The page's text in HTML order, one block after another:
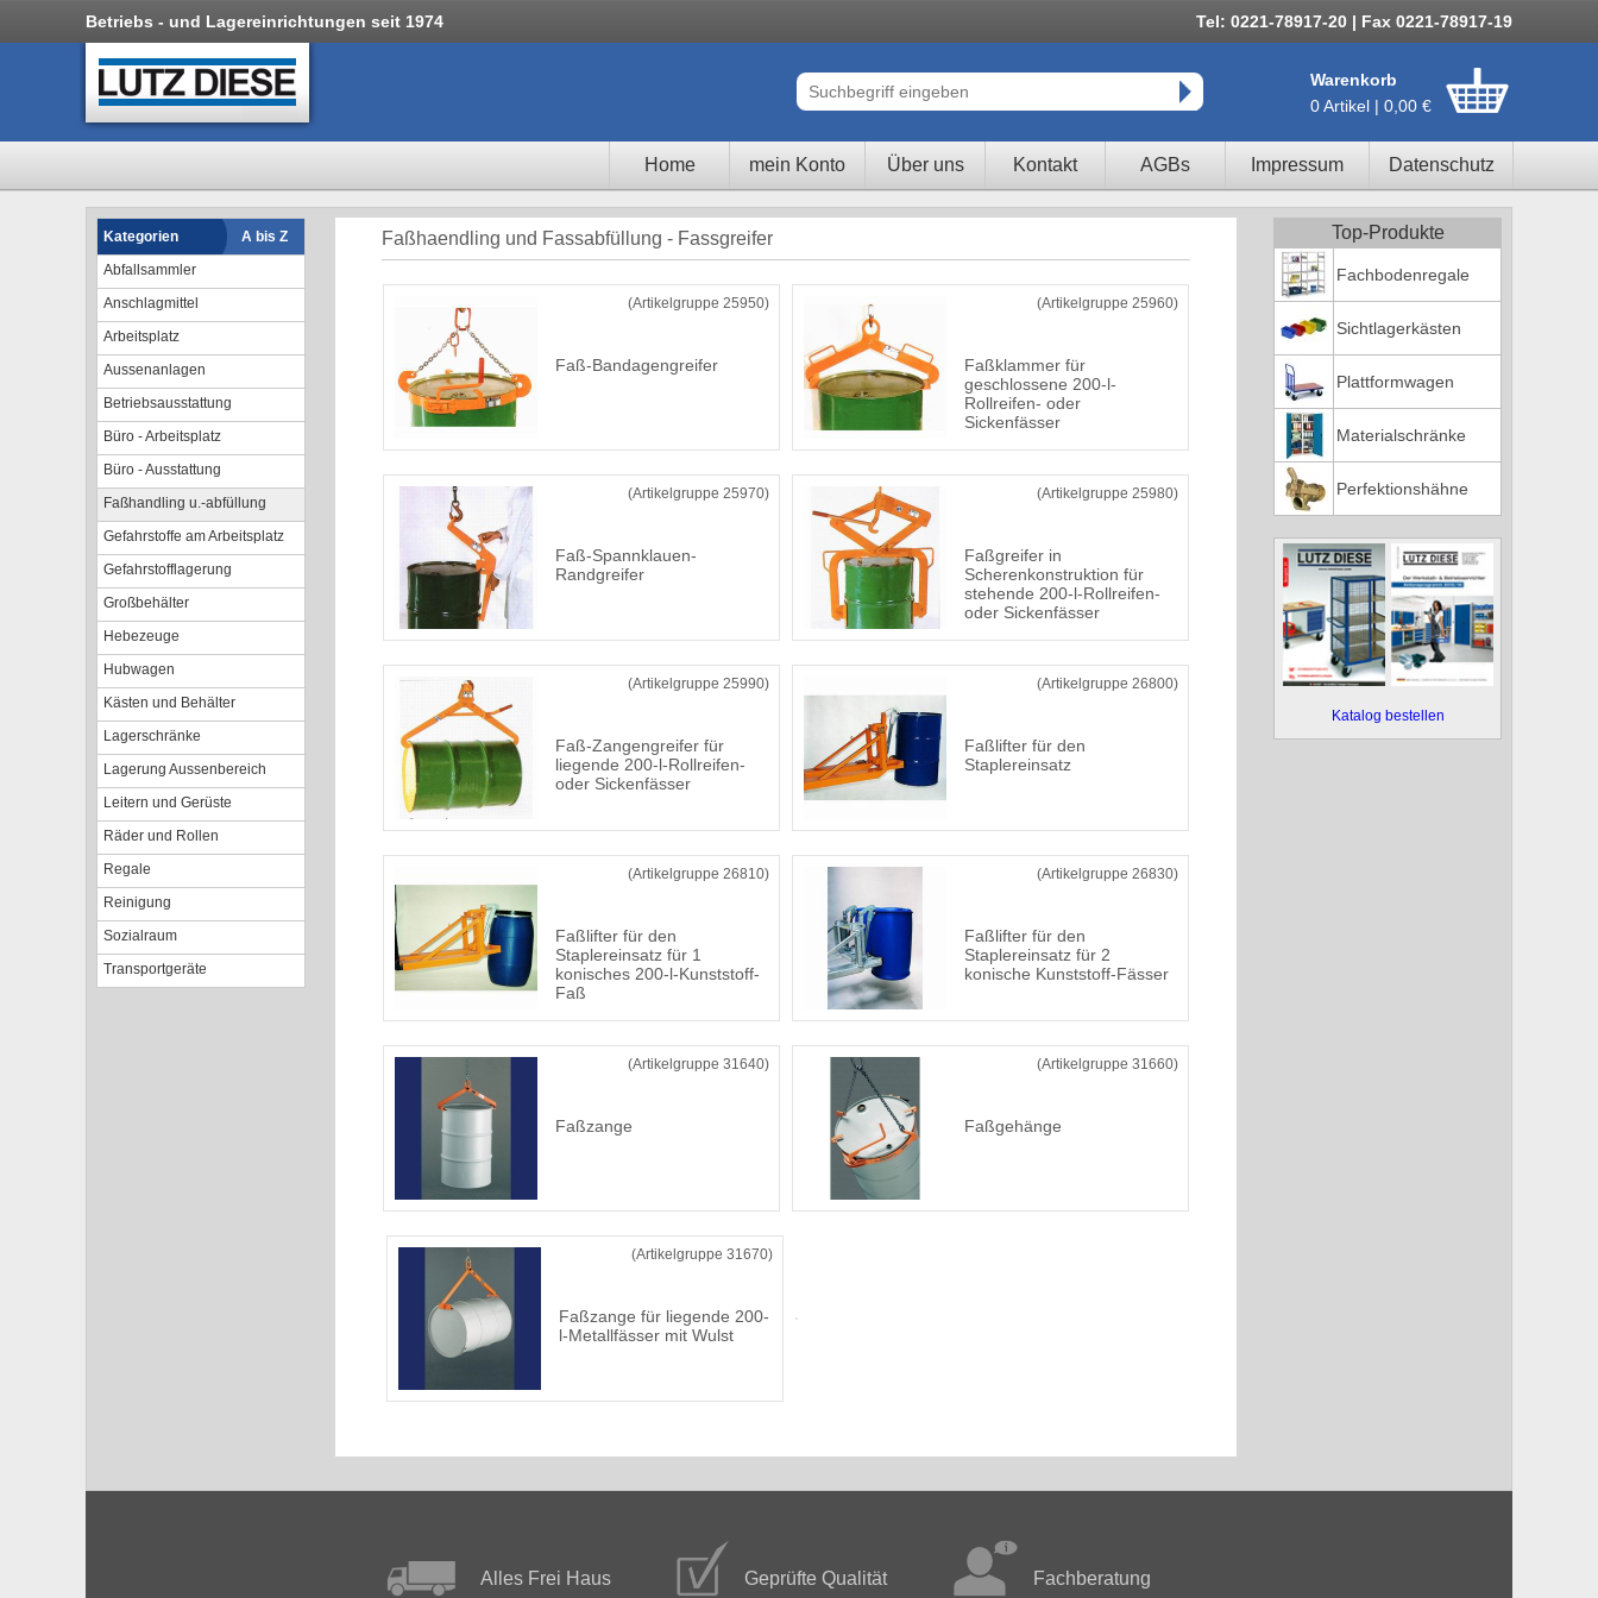
Betriebs - und Lagereinrichtungen seit 1974 Tel: 0221-78917-20 | Fax 0221-78917-19
Warenkorb
0 Artikel | 0,00 €
Home mein Konto Über uns Kontakt AGBs Impressum Datenschutz
Kategorien
A bis Z
Abfallsammler
Anschlagmittel
Arbeitsplatz
Aussenanlagen
Betriebsausstattung
Büro - Arbeitsplatz
Büro - Ausstattung
Faßhandling u.-abfüllung
Gefahrstoffe am Arbeitsplatz
Gefahrstofflagerung
Großbehälter
Hebezeuge
Hubwagen
Kästen und Behälter
Lagerschränke
Lagerung Aussenbereich
Leitern und Gerüste
Räder und Rollen
Regale
Reinigung
Sozialraum
Transportgeräte
Faßhaendling und Fassabfüllung - Fassgreifer
(Artikelgruppe 25950)
Faß-Bandagengreifer
(Artikelgruppe 25960)
Faßklammer für
geschlossene 200-l-
Rollreifen- oder
Sickenfässer
(Artikelgruppe 25970)
Faß-Spannklauen-
Randgreifer
(Artikelgruppe 25980)
Faßgreifer in
Scherenkonstruktion für
stehende 200-l-Rollreifen-
oder Sickenfässer
(Artikelgruppe 25990)
Faß-Zangengreifer für
liegende 200-l-Rollreifen-
oder Sickenfässer
(Artikelgruppe 26800)
Faßlifter für den
Staplereinsatz
(Artikelgruppe 26810)
Faßlifter für den
Staplereinsatz für 1
konisches 200-l-Kunststoff-
Faß
(Artikelgruppe 26830)
Faßlifter für den
Staplereinsatz für 2
konische Kunststoff-Fässer
(Artikelgruppe 31640)
Faßzange
(Artikelgruppe 31660)
Faßgehänge
(Artikelgruppe 31670)
Faßzange für liegende 200-
l-Metallfässer mit Wulst
Top-Produkte
Fachbodenregale
Sichtlagerkästen
Plattformwagen
Materialschränke
Perfektionshähne
Katalog bestellen
Alles Frei Haus Geprüfte Qualität Fachberatung